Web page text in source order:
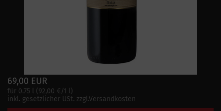
69,00 EUR
für 0.75 l (92,00 €/1 l)
inkl. gesetzlicher USt. zzgl.Versandkosten